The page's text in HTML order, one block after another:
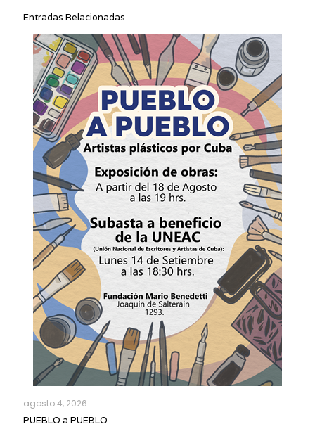
Entradas Relacionadas
agosto 4, 2026
PUEBLO a PUEBLO